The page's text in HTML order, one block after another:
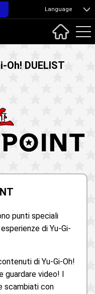
Language
Oh! DUELIST
punti speciali
di Yu-Gi-
di Yu-Gi-Oh!
video! I
scambiati con